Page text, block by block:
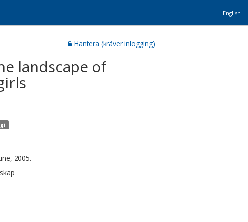
English
Hantera (kräver inlogging)
landscape of
2005.